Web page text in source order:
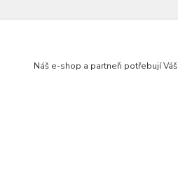
Náš e-shop a partneři potřebují Váš